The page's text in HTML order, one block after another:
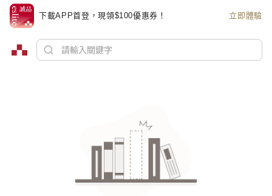
下載APP首登，現領$100優惠券！ 立即體驗